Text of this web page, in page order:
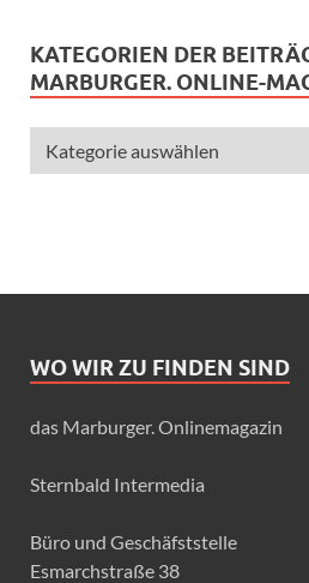
KATEGORIEN DER
MARBURGER. ONLINE-
WO WIR ZU FINDEN SIND
das Marburger. Onlinemagazin
Sternbald Intermedia
Büro und Geschäfststelle
Esmarchstraße 38